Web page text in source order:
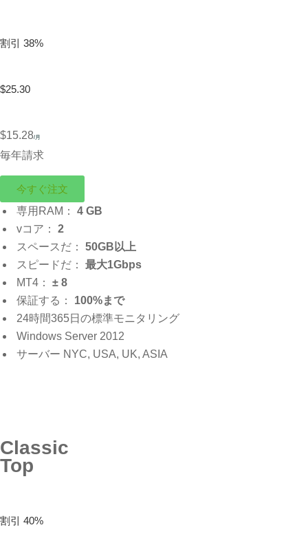
割引 38%
$25.30
$15.28/月
毎年請求
今すぐ注文
専用RAM： 4 GB
vコア： 2
スペースだ： 50GB以上
スピードだ： 最大1Gbps
MT4： ± 8
保証する： 100%まで
24時間365日の標準モニタリング
Windows Server 2012
サーバー NYC, USA, UK, ASIA
Classic
Top
割引 40%